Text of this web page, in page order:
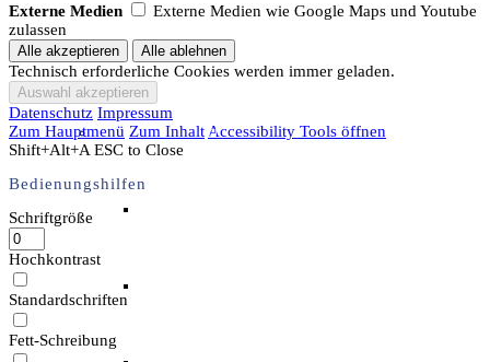
Belegungsplan
Wissenswertes
Externe Medien
Externe Medien wie Google Maps und Youtube
zulassen
Technisch erforderliche Cookies werden immer geladen.
Datenschutz Impressum
Zum Hauptmenü Zum Inhalt Accessibility Tools öffnen
Shift+Alt+A ESC to Close
Bedienungshilfen
Schriftgröße
Hochkontrast
Standardschriften
Fett-Schreibung